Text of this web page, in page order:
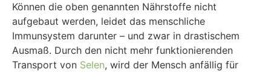
Können die oben genannten Nährstoffe nicht
aufgebaut werden, leidet das menschliche
Immunsystem darunter – und zwar in drastischem
Ausmaß. Durch den nicht mehr funktionierenden
Transport von Selen, wird der Mensch anfällig für